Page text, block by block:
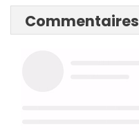
Commentaires